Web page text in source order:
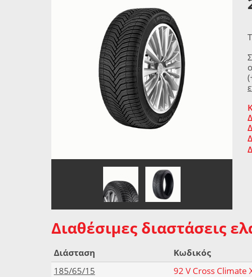
Διαθέσιμες διαστάσεις
Διάσταση Κωδικός
185/65/15
92 V Cross Climate